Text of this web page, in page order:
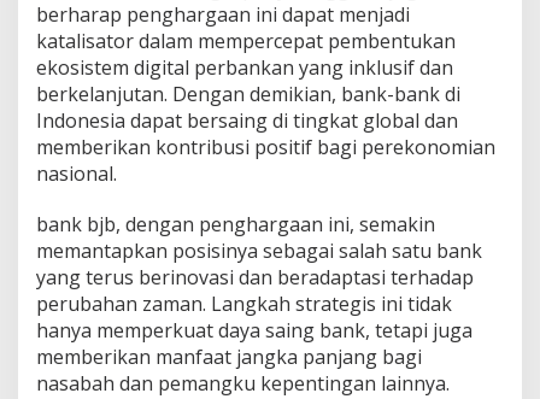
berharap penghargaan ini dapat menjadi
katalisator dalam mempercepat pembentukan
ekosistem digital perbankan yang inklusif dan
berkelanjutan. Dengan demikian, bank-bank di
Indonesia dapat bersaing di tingkat global dan
memberikan kontribusi positif bagi perekonomian
nasional.
bank bjb, dengan penghargaan ini, semakin
memantapkan posisinya sebagai salah satu bank
yang terus berinovasi dan beradaptasi terhadap
perubahan zaman. Langkah strategis ini tidak
hanya memperkuat daya saing bank, tetapi juga
memberikan manfaat jangka panjang bagi
nasabah dan pemangku kepentingan lainnya.